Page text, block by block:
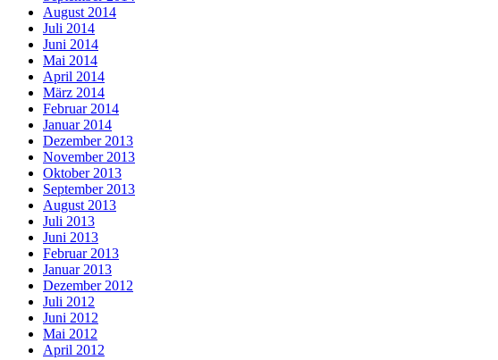
August 2014
Juli 2014
Juni 2014
Mai 2014
April 2014
März 2014
Februar 2014
Januar 2014
Dezember 2013
November 2013
Oktober 2013
September 2013
August 2013
Juli 2013
Juni 2013
Februar 2013
Januar 2013
Dezember 2012
Juli 2012
Juni 2012
Mai 2012
April 2012